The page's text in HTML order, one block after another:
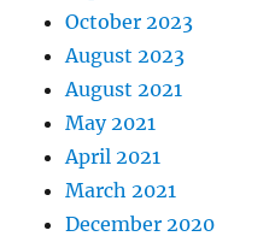
October 2023
August 2023
August 2021
May 2021
April 2021
March 2021
December 2020